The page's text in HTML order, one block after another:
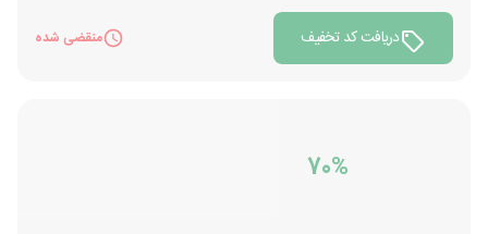
دریافت کد تخفیف منقضی شده
70%